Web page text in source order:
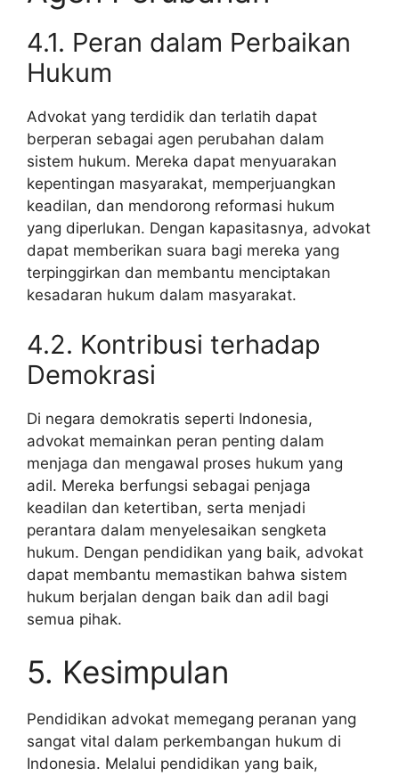
4.1. Peran dalam Perbaikan
Hukum
Advokat yang terdidik dan terlatih dapat
berperan sebagai agen perubahan dalam
sistem hukum. Mereka dapat menyuarakan
kepentingan masyarakat, memperjuangkan
keadilan, dan mendorong reformasi hukum
yang diperlukan. Dengan kapasitasnya, advokat
dapat memberikan suara bagi mereka yang
terpinggirkan dan membantu menciptakan
kesadaran hukum dalam masyarakat.
4.2. Kontribusi terhadap
Demokrasi
Di negara demokratis seperti Indonesia,
advokat memainkan peran penting dalam
menjaga dan mengawal proses hukum yang
adil. Mereka berfungsi sebagai penjaga
keadilan dan ketertiban, serta menjadi
perantara dalam menyelesaikan sengketa
hukum. Dengan pendidikan yang baik, advokat
dapat membantu memastikan bahwa sistem
hukum berjalan dengan baik dan adil bagi
semua pihak.
5. Kesimpulan
Pendidikan advokat memegang peranan yang
sangat vital dalam perkembangan hukum di
Indonesia. Melalui pendidikan yang baik,